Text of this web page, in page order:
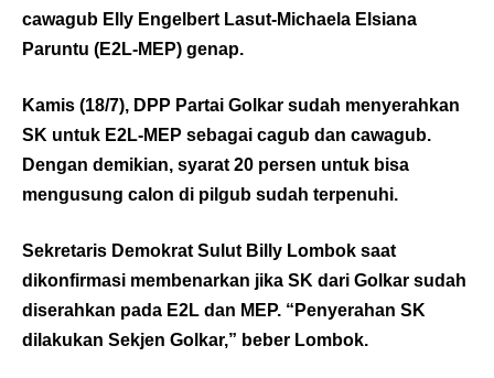
cawagub Elly Engelbert Lasut-Michaela Elsiana
Paruntu (E2L-MEP) genap.
Kamis (18/7), DPP Partai Golkar sudah menyerahkan
SK untuk E2L-MEP sebagai cagub dan cawagub.
Dengan demikian, syarat 20 persen untuk bisa
mengusung calon di pilgub sudah terpenuhi.
Sekretaris Demokrat Sulut Billy Lombok saat
dikonfirmasi membenarkan jika SK dari Golkar sudah
diserahkan pada E2L dan MEP. “Penyerahan SK
dilakukan Sekjen Golkar,” beber Lombok.